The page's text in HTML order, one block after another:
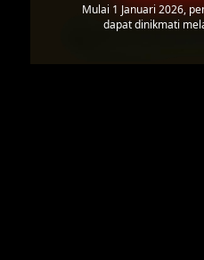
Mulai 1 Januari 2026,
dapat dinikmati